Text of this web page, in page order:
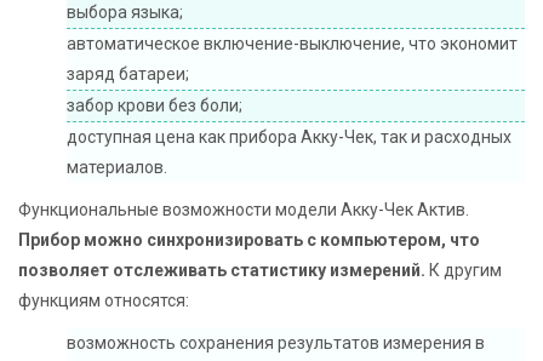
выбора языка;
автоматическое включение-выключение, что экономит
заряд батареи;
забор крови без боли;
доступная цена как прибора Акку-Чек, так и расходных
материалов.
Функциональные возможности модели Акку-Чек Актив.
Прибор можно синхронизировать с компьютером, что
позволяет отслеживать статистику измерений. К другим
функциям относятся:
возможность сохранения результатов измерения в